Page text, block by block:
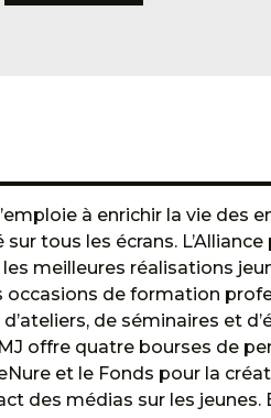
à enrichir la vie des
tous les écrans.
meilleures réalisations
occasions de formation
de séminaires et
offre quatre bourses de
et le Fonds pour la
des médias sur les jeunes.